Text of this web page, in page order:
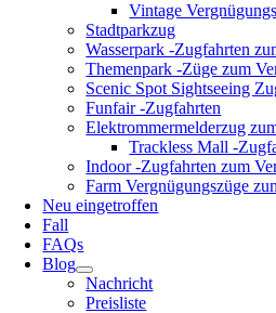
Vintage
Stadtparkzug
Wasserpark -Zugfahrten
Themenpark -Züge zum
Scenic Spot Sightseeing
Funfair -Zugfahrten
Elektrommermelderzug
Trackless Mall -
Indoor -Zugfahrten zum
Farm Vergnügungszüge
Neu eingetroffen
Fall
FAQs
Blog
Nachricht
Preisliste